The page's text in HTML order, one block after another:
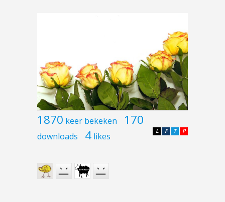
1870 keer bekeken 170
downloads 4 likes P
T
F
L